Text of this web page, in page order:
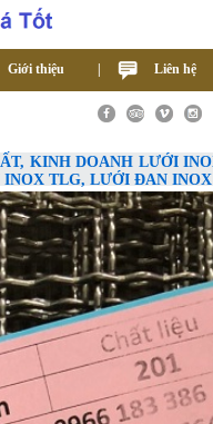
Giới thiệu Liên hệ
KINH DOANH LƯỚI
TLG, LƯỚI ĐAN